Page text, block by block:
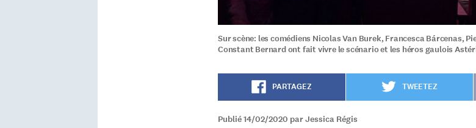
Sur scène: les comédiens Nicolas Van Burek, Francesca Bárcenas,
Constant Bernard ont fait vivre le scénario et les héros gaulois
PARTAGEZ TWEETEZ
Publié 14/02/2020 par Jessica Régis